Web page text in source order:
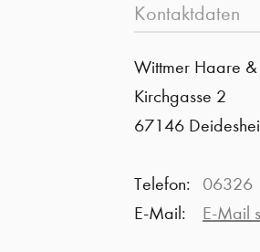
Kontaktdaten
Wittmer Haare &
Kirchgasse 2
67146
Telefon:
06326
E-Mail:
E-Mail